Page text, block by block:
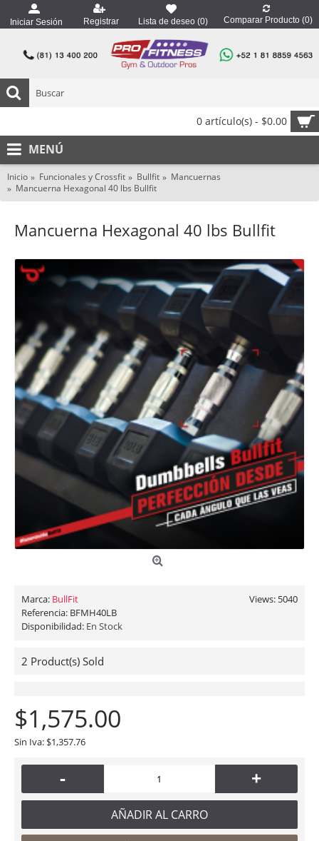
Iniciar Sesión Registrar Lista de deseo (0) Comparar Producto (0)
0 artículo(s) - $0.00
MENÚ
Inicio Funcionales y Crossfit Bullfit
Mancuernas
Mancuerna Hexagonal 40 lbs Bullfit
Mancuerna Hexagonal 40 lbs Bullfit
Views: 5040
Marca: BullFit
Referencia: BFMH40LB
Disponibilidad: En Stock
2 Product(s) Sold
$1,575.00
Sin Iva: $1,357.76
- +
AÑADIR AL CARRO